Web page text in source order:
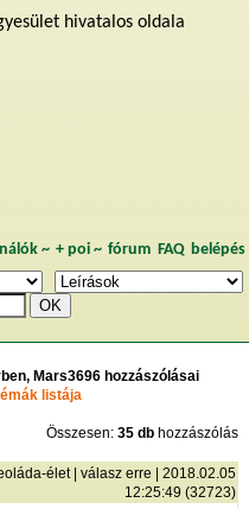
hivatalos oldala
~ + poi~ fórum FAQ belépés
Mars3696 hozzászólásai
listája
Összesen:35 db hozzászólás
élet|válasz erre | 2018.02.05
12:25:49 (32723)